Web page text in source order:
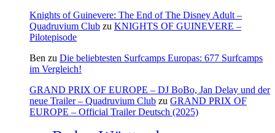
Knights of Guinevere: The End of The Disney Adult –
Quadruvium Club zu KNIGHTS OF GUINEVERE –
Pilotepisode
Ben zu Die beliebtesten Surfcamps Europas: 677 Surfcamps
im Vergleich!
GRAND PRIX OF EUROPE – DJ BoBo, Jan Delay und der
neue Trailer – Quadruvium Club zu GRAND PRIX OF
EUROPE – Official Trailer Deutsch (2025)